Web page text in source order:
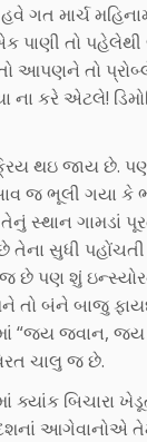
માર્ચ
પાણી તો
તો આપણને તો
ના કરે એટલે!
થઇ જાય છે.
ભૂલી ગયા કે
ગામડાં
તેના સુધી
છે પણ શું
તો બંને બાજુ
માં “જય
ચાલુ જ છે.
ક્યાંક
આગેવાનોએ